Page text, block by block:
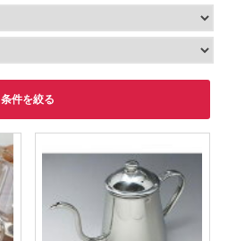
条件を絞る